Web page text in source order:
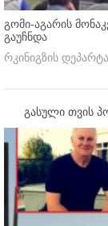
გომი-აგარის
გაუჩნდა
რკინიგზის
გასული თვის